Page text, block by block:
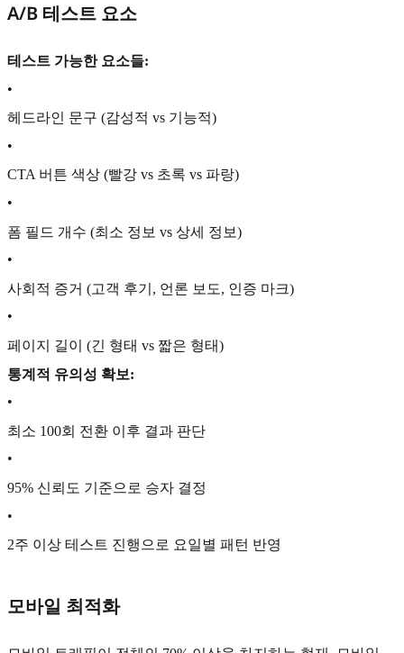
A/B 테스트 요소
테스트 가능한 요소들:
•
헤드라인 문구 (감성적 vs 기능적)
•
CTA 버튼 색상 (빨강 vs 초록 vs 파랑)
•
폼 필드 개수 (최소 정보 vs 상세 정보)
•
사회적 증거 (고객 후기, 언론 보도, 인증 마크)
•
페이지 길이 (긴 형태 vs 짧은 형태)
통계적 유의성 확보:
•
최소 100회 전환 이후 결과 판단
•
95% 신뢰도 기준으로 승자 결정
•
2주 이상 테스트 진행으로 요일별 패턴 반영
모바일 최적화